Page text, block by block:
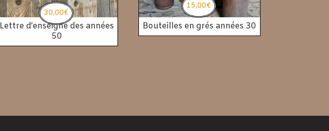
Lettre d’enseigne des années
50
30,00€
Bouteilles en grés années 30
15,00€